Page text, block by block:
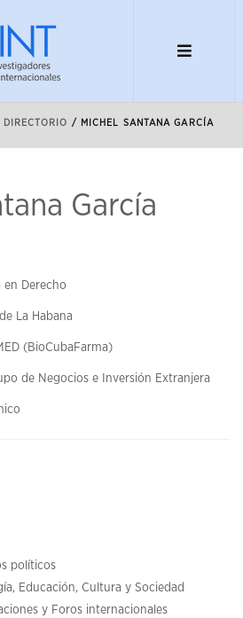
DIRECTORIO / MICHEL SANTANA GARCÍA
García
en Derecho
La Habana
(BioCubaFarma)
de Negocios e Inversión Extranjera
políticos
Educación, Cultura y Sociedad
y Foros internacionales